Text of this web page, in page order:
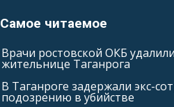
Самое читаемое
Врачи ростовской ОКБ
жительнице Таганрога
В Таганроге задержали экс-
подозрению в убийстве